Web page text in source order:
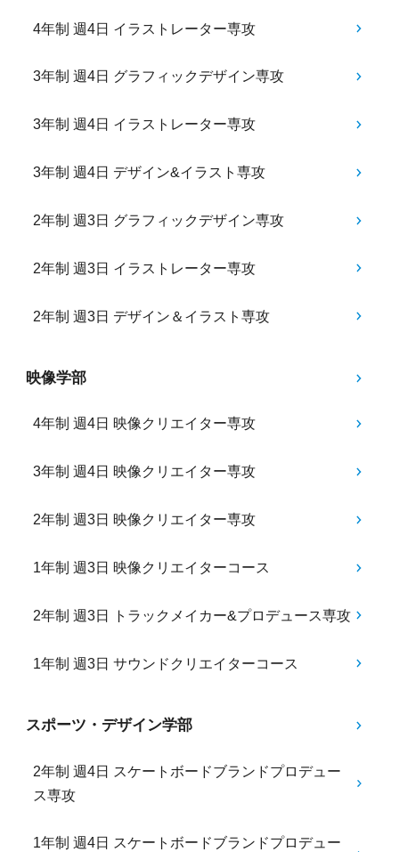
4年制 週4日 イラストレーター専攻
3年制 週4日 グラフィックデザイン専攻
3年制 週4日 イラストレーター専攻
3年制 週4日 デザイン&イラスト専攻
2年制 週3日 グラフィックデザイン専攻
2年制 週3日 イラストレーター専攻
2年制 週3日 デザイン＆イラスト専攻
映像学部
4年制 週4日 映像クリエイター専攻
3年制 週4日 映像クリエイター専攻
2年制 週3日 映像クリエイター専攻
1年制 週3日 映像クリエイターコース
2年制 週3日 トラックメイカー&プロデュース専攻
1年制 週3日 サウンドクリエイターコース
スポーツ・デザイン学部
2年制 週4日 スケートボードブランドプロデュー
ス専攻
1年制 週4日 スケートボードブランドプロデュー